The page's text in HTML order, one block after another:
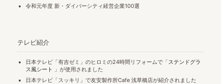
令和元年度 新・ダイバーシティ経営企業100選
テレビ紹介
日本テレビ「有吉ゼミ」のヒロミの24時間リフォームで「ステンドグラ
ス風シート
」が使用されました
日本テレビ「スッキリ」で友安製作所Cafe 浅草橋店が紹介されました